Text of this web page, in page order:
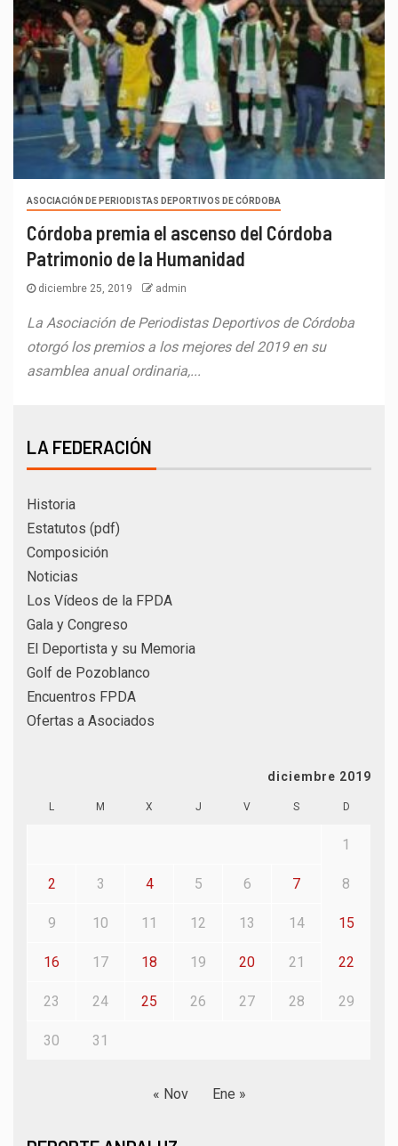
ASOCIACIÓN DE PERIODISTAS DEPORTIVOS DE CÓRDOBA
Córdoba premia el ascenso del Córdoba
Patrimonio de la Humanidad
diciembre 25, 2019 admin
La Asociación de Periodistas Deportivos de Córdoba
otorgó los premios a los mejores del 2019 en su
asamblea anual ordinaria,...
LA FEDERACIÓN
Historia
Estatutos (pdf)
Composición
Noticias
Los Vídeos de la FPDA
Gala y Congreso
El Deportista y su Memoria
Golf de Pozoblanco
Encuentros FPDA
Ofertas a Asociados
diciembre 2019
L M X J V S D
1
2 3 4 5 6 7 8
9 10 11 12 13 14 15
16 17 18 19 20 21 22
23 24 25 26 27 28 29
30 31
« Nov Ene »